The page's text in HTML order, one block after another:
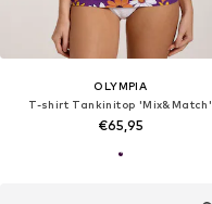
OLYMPIA
T-shirt Tankinitop 'Mix&Match'
€65,95